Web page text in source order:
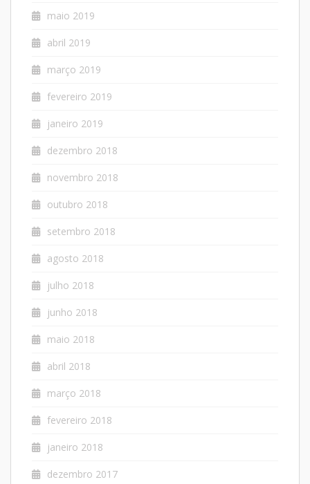
maio 2019
abril 2019
março 2019
fevereiro 2019
janeiro 2019
dezembro 2018
novembro 2018
outubro 2018
setembro 2018
agosto 2018
julho 2018
junho 2018
maio 2018
abril 2018
março 2018
fevereiro 2018
janeiro 2018
dezembro 2017